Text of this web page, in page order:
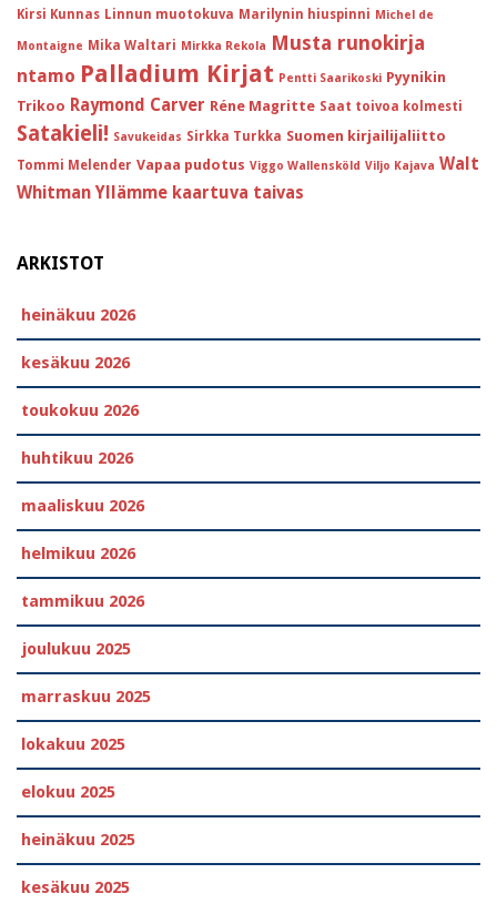
Kirsi Kunnas Linnun muotokuva Marilynin hiuspinni Michel de
Montaigne Mika Waltari Mirkka Rekola Musta runokirja
ntamo Palladium Kirjat Pentti Saarikoski Pyynikin
Trikoo Raymond Carver Réne Magritte Saat toivoa kolmesti
Satakieli! Savukeidas Sirkka Turkka Suomen kirjailijaliitto
Tommi Melender Vapaa pudotus Viggo Wallensköld Viljo Kajava Walt
Whitman Yllämme kaartuva taivas
ARKISTOT
heinäkuu 2026
kesäkuu 2026
toukokuu 2026
huhtikuu 2026
maaliskuu 2026
helmikuu 2026
tammikuu 2026
joulukuu 2025
marraskuu 2025
lokakuu 2025
elokuu 2025
heinäkuu 2025
kesäkuu 2025